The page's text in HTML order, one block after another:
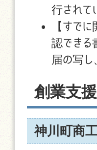
行されて
【すで
認でき
届の写
創業支
神川町商